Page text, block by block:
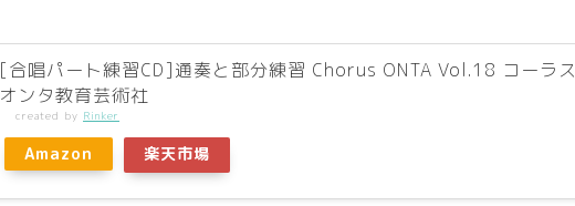
[合唱パート練習CD]通奏と部分練習 Chorus ONTA Vol.18 コーラス
オンタ教育芸術社
created by Rinker
Amazon 楽天市場